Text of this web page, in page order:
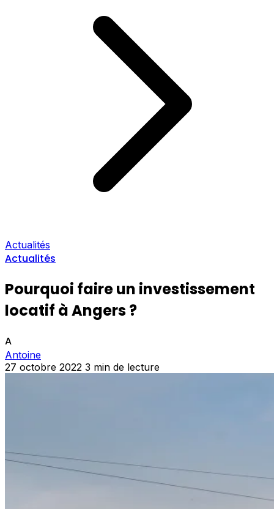
Actualités
Actualités
Pourquoi faire un investissement
locatif à Angers ?
A
Antoine
27 octobre 2022 3 min de lecture